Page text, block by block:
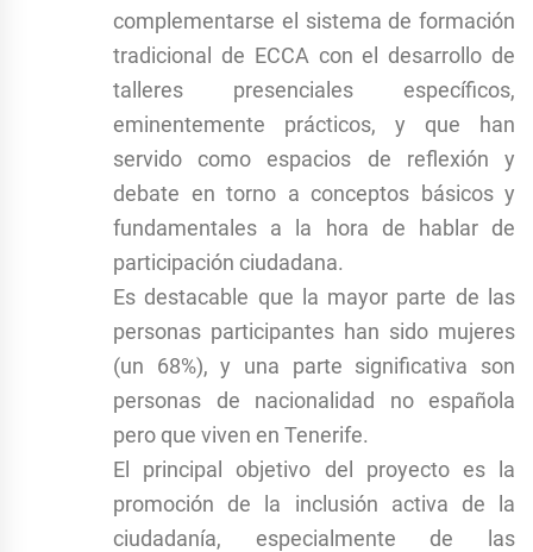
complementarse el sistema de formación
tradicional de ECCA con el desarrollo de
talleres presenciales específicos,
eminentemente prácticos, y que han
servido como espacios de reflexión y
debate en torno a conceptos básicos y
fundamentales a la hora de hablar de
participación ciudadana.
Es destacable que la mayor parte de las
personas participantes han sido mujeres
(un 68%), y una parte significativa son
personas de nacionalidad no española
pero que viven en Tenerife.
El principal objetivo del proyecto es la
promoción de la inclusión activa de la
ciudadanía, especialmente de las